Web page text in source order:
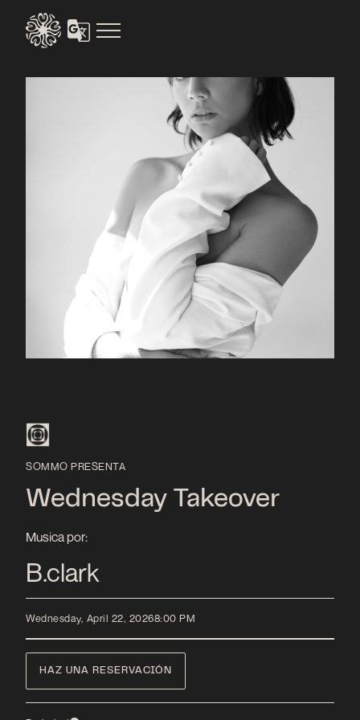
SOMMO PRESENTA
Wednesday Takeover
Musica por:
B.clark
Wednesday, April 22, 20268:00 PM
HAZ UNA RESERVACIÓN